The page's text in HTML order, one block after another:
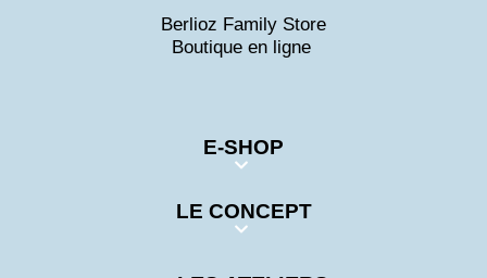
E-SHOP
LE CONCEPT
Berlioz Family Store
Boutique en ligne